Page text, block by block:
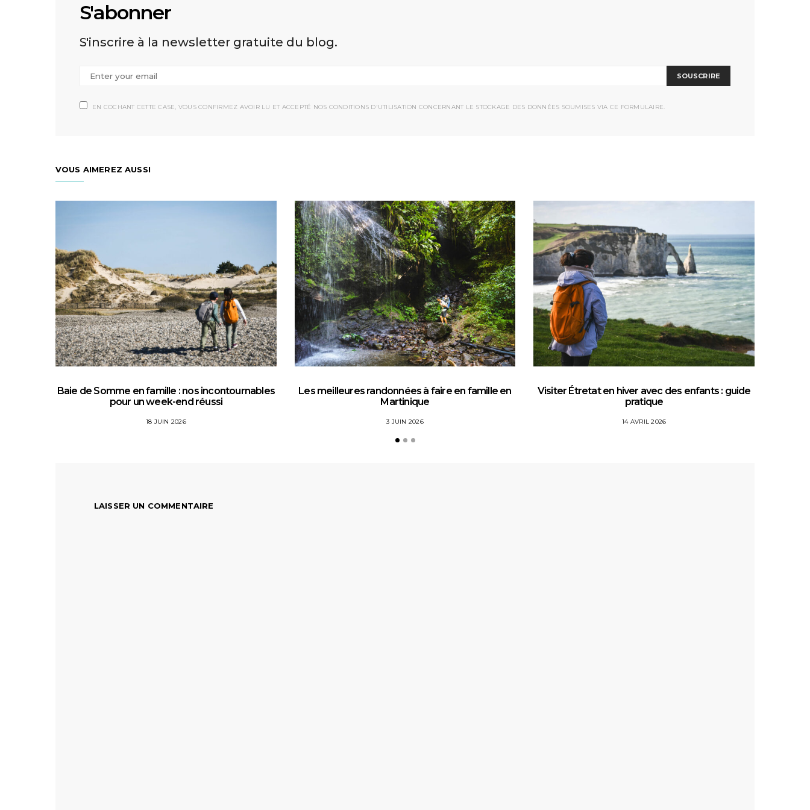
S'abonner
S'inscrire à la newsletter gratuite du blog.
SOUSCRIRE
EN COCHANT CETTE CASE, VOUS CONFIRMEZ AVOIR LU ET ACCEPTÉ NOS CONDITIONS D'UTILISATION CONCERNANT LE STOCKAGE DES DONNÉES SOUMISES VIA CE FORMULAIRE.
VOUS AIMEREZ AUSSI
Baie de Somme en famille : nos incontournables
pour un week-end réussi
18 JUIN 2026
Les meilleures randonnées à faire en famille en
Martinique
3 JUIN 2026
Visiter Étretat en hiver avec des enfants : guide
pratique
14 AVRIL 2026
LAISSER UN COMMENTAIRE